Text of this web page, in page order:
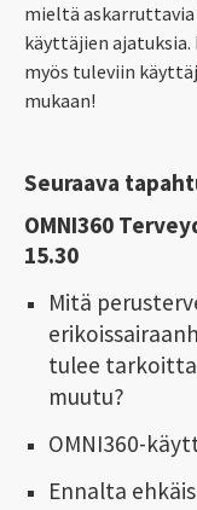
mieltä askarruttavia
käyttäjien
myös tuleviin
mukaan!
Seuraava
OMNI360
15.30
Mitä
tulee
muutu?
OMNI360-
Ennalta